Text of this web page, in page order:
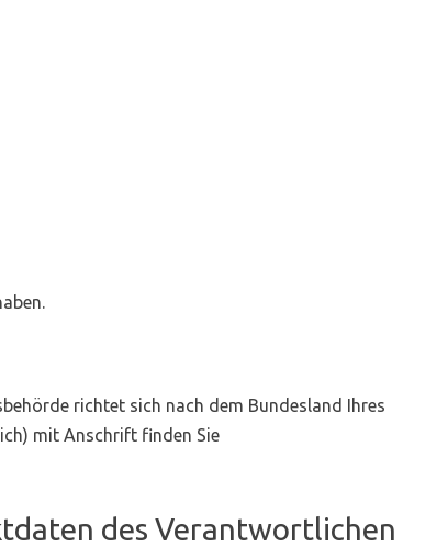
richtet sich nach dem Bundesland Ihres
mit Anschrift finden Sie
des Verantwortlichen